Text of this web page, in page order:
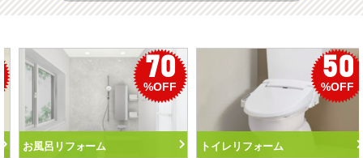
50
%OFF
トイレリフォーム
56
%OFF
洗面化粧台リフォーム